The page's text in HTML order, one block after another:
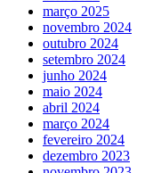
março 2025
novembro 2024
outubro 2024
setembro 2024
junho 2024
maio 2024
abril 2024
março 2024
fevereiro 2024
dezembro 2023